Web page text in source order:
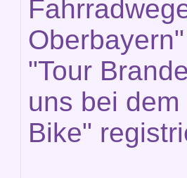
"Tour
uns bei
Bike"